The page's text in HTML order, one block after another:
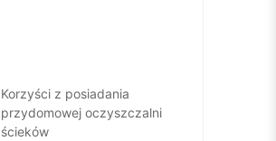
Korzyści z posiadania
przydomowej oczyszczalni
ścieków